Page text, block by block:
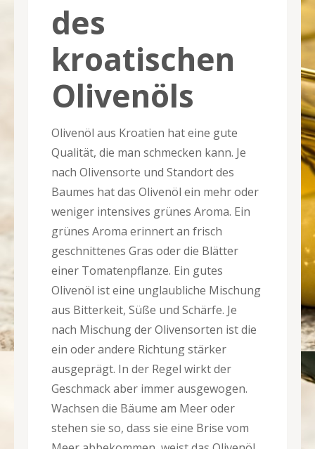
des
kroatischen
Olivenöls
Olivenöl aus Kroatien hat eine gute
Qualität, die man schmecken kann. Je
nach Olivensorte und Standort des
Baumes hat das Olivenöl ein mehr oder
weniger intensives grünes Aroma. Ein
grünes Aroma erinnert an frisch
geschnittenes Gras oder die Blätter
einer Tomatenpflanze. Ein gutes
Olivenöl ist eine unglaubliche Mischung
aus Bitterkeit, Süße und Schärfe. Je
nach Mischung der Olivensorten ist die
ein oder andere Richtung stärker
ausgeprägt. In der Regel wirkt der
Geschmack aber immer ausgewogen.
Wachsen die Bäume am Meer oder
stehen sie so, dass sie eine Brise vom